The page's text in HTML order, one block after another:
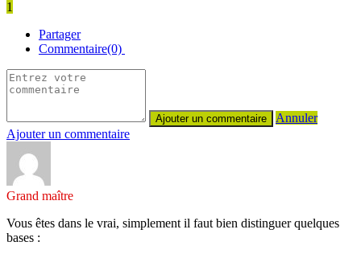
1
Partager
Commentaire(0)
Annuler
Ajouter un commentaire
Grand maître
Vous êtes dans le vrai, simplement il faut bien distinguer quelques
bases :